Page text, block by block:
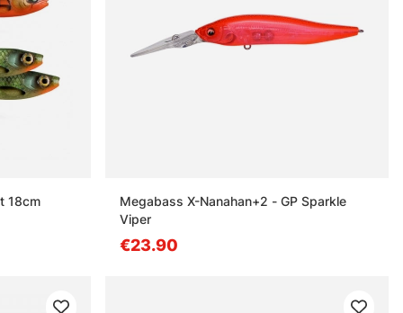
18cm
Megabass X-Nanahan+2 - GP Sparkle
Viper
€23.90